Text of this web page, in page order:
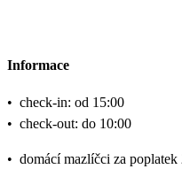
Informace
• check-in: od 15:00
• check-out: do 10:00
• domácí mazlíčci za